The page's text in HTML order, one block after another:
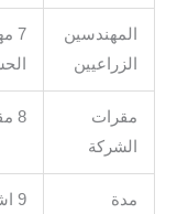
المهندسين
الزراعيين
7
مقرات
الشركة
8 مقرات للشركة في انحاء القاهرة
مدة
9